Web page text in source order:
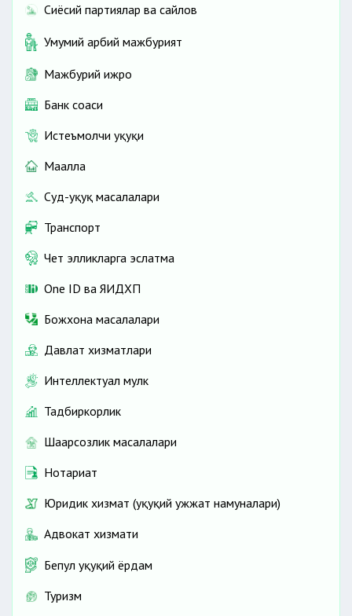
Сиёсий партиялар ва сайлов
Умумий ҳарбий мажбурият
Мажбурий ижро
Банк соҳаси
Истеъмолчи ҳуқуқи
Маҳалла
Суд-ҳуқуқ масалалари
Транспорт
Чет элликларга эслатма
One ID ва ЯИДХП
Божхона масалалари
Давлат хизматлари
Интеллектуал мулк
Тадбиркорлик
Шаҳарсозлик масалалари
Нотариат
Юридик хизмат (ҳуқуқий ҳужжат намуналари)
Адвокат хизмати
Бепул ҳуқуқий ёрдам
Туризм